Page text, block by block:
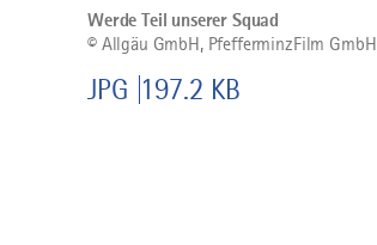
Werde Teil unserer Squad
©Allgäu GmbH, PfefferminzFilm GmbH
JPG 197.2 KB
Teil
unserer
Squad